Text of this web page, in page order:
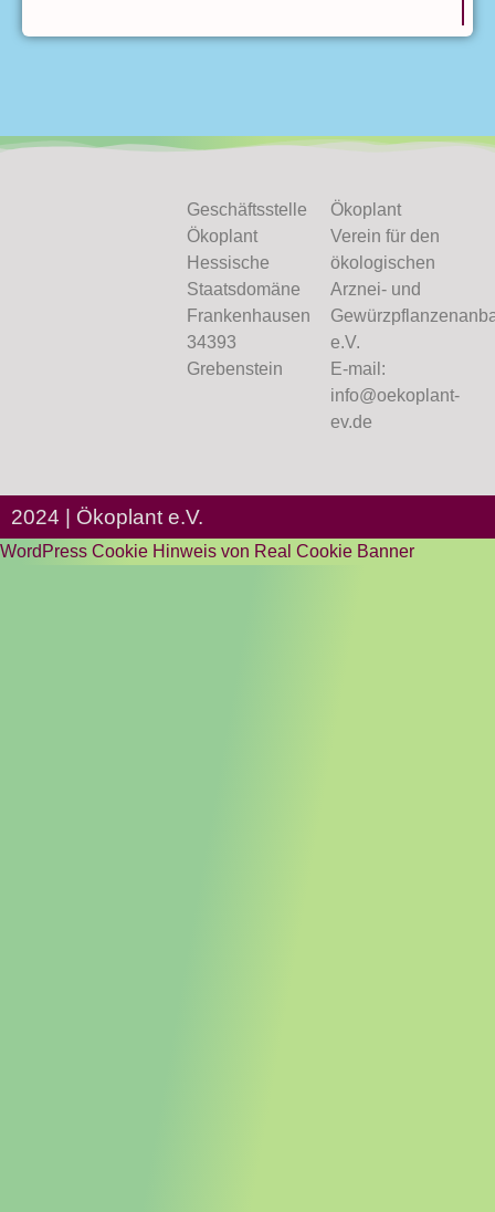
Geschäftsstelle
Ökoplant
Hessische
Staatsdomäne
Frankenhausen
34393
Grebenstein
Ökoplant
Verein für den
ökologischen
Arznei- und
e.V.
E-mail:
info@oekoplant-
ev.de
2024 | Ökoplant e.V.
WordPress Cookie Hinweis von Real Cookie Banner